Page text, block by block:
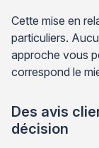
Cette mise en
particuliers.
approche vous
correspond le
Des avis
décision